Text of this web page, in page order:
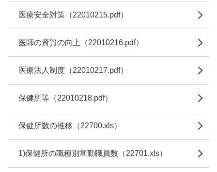
医療安全対策（22010215.pdf）
医師の資質の向上（22010216.pdf）
医療法人制度（22010217.pdf）
保健所等（22010218.pdf）
保健所数の推移（22700.xls）
1)保健所の職種別常勤職員数（22701.xls）